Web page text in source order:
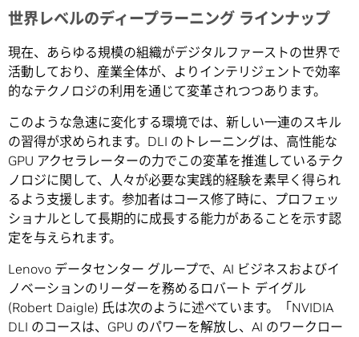
世界レベルのディープラーニング ラインナップ
現在、あらゆる規模の組織がデジタルファーストの世界で
活動しており、産業全体が、よりインテリジェントで効率
的なテクノロジの利用を通じて変革されつつあります。
このような急速に変化する環境では、新しい一連のスキル
の習得が求められます。DLI のトレーニングは、高性能な
GPU アクセラレーターの力でこの変革を推進しているテク
ノロジに関して、人々が必要な実践的経験を素早く得られ
るよう支援します。参加者はコース修了時に、プロフェッ
ショナルとして長期的に成長する能力があることを示す認
定を与えられます。
Lenovo データセンター グループで、AI ビジネスおよびイ
ノベーションのリーダーを務めるロバート デイグル
(Robert Daigle) 氏は次のように述べています。「NVIDIA
DLI のコースは、GPU のパワーを解放し、AI のワークロー